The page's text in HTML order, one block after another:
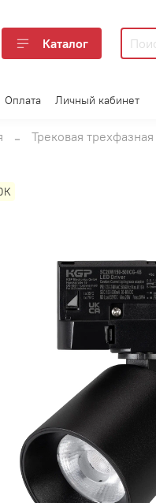
Каталог
Оплата Личный кабинет
Трековая